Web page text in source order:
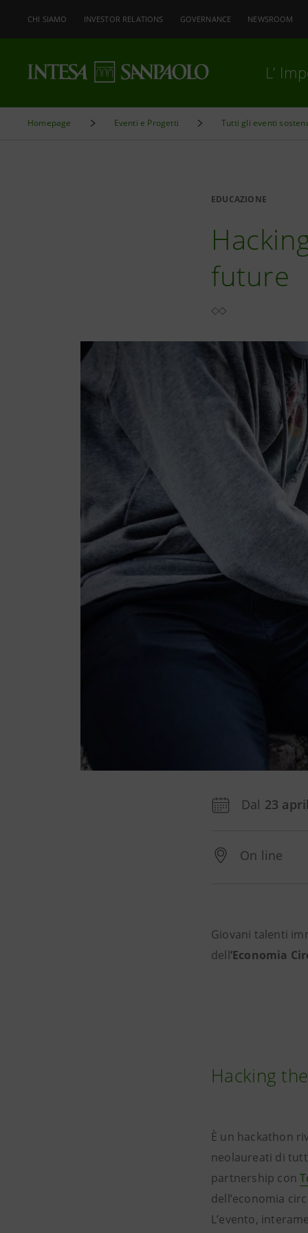
CHI SIAMO INVESTOR RELATIONS GOVERNANCE NEWSROOM
L’
Homepage Eventi e Progetti Tutti gli eventi
EDUCAZIONE
future
Dal 23
On line
Giovani talenti
dell’Economia
Hacking
È un hackathon
neolaureati di
partnership con
dell’economia
L’evento,